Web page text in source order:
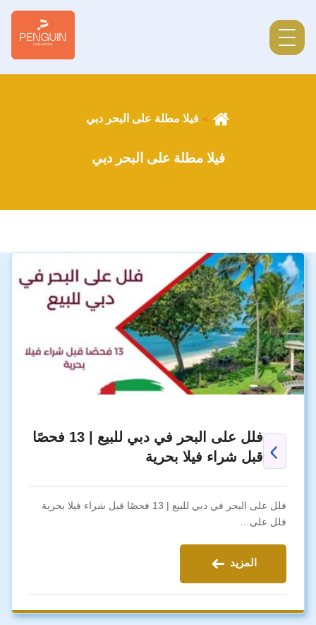
فيلا مطلة على البحر دبي
فيلا مطلة على البحر دبي
فلل على البحر في دبي للبيع | 13 فحصًا
قبل شراء فيلا بحرية
فلل على البحر في دبي للبيع | 13 فحصًا قبل شراء فيلا بحرية
فلل على…
المزيد